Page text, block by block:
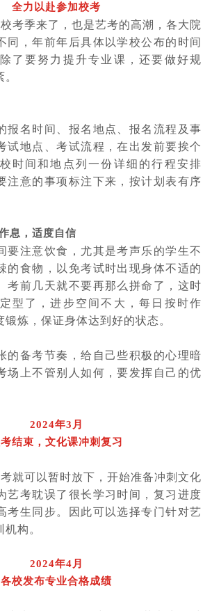
全力以赴参加校考
考季来了，也是艺考的高潮，各大院
同，年前年后具体以学校公布的时间
了要努力提升专业课，还要做好规
报名时间、报名地点、报名流程及事
试地点、考试流程，在出发前要挨个
时间和地点列一份详细的行程安排
注意的事项标注下来，按计划表有序
息，适度自信
要注意饮食，尤其是考声乐的学生不
的食物，以免考试时出现身体不适的
考前几天就不要再那么拼命了，这时
型了，进步空间不大，每日按时作
炼，保证身体达到好的状态。
的备考节奏，给自己些积极的心理暗
场上不管别人如何，要发挥自己的优
2024年3月
结束，文化课冲刺复习
就可以暂时放下，开始准备冲刺文化
艺考耽误了很长学习时间，复习进度
考生同步。因此可以选择专门针对艺
构。
2024年4月
各校发布专业合格成绩